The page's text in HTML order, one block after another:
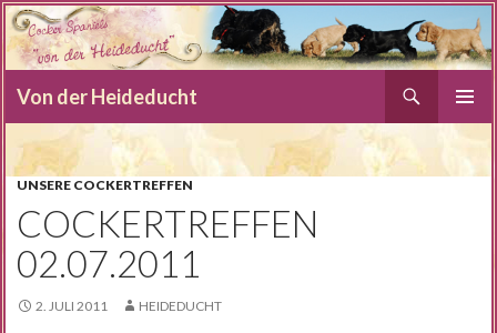
Von der Heideducht
ZUM
INHALT
UNSERE COCKERTREFFEN
COCKERTREFFEN
02.07.2011
2. JULI 2011 HEIDEDUCHT